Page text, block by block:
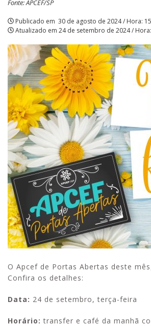
Fonte: APCEF/SP
Publicado em 30 de agosto de 2024 / Hora:
Atualizado em 24 de setembro de 2024 /
O Apcef de Portas Abertas deste
Confira os detalhes:
Data: 24 de setembro, terça-feira
Horário: transfer e café da manhã